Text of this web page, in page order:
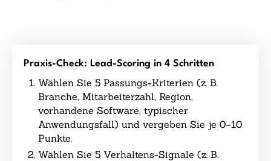
Praxis-Check: Lead-Scoring in 4 Schritten
Wählen Sie 5 Passungs-Kriterien (z. B.
Branche, Mitarbeiterzahl, Region,
vorhandene Software, typischer
Anwendungsfall) und vergeben Sie je 0–10
Punkte.
Wählen Sie 5 Verhaltens-Signale (z. B.